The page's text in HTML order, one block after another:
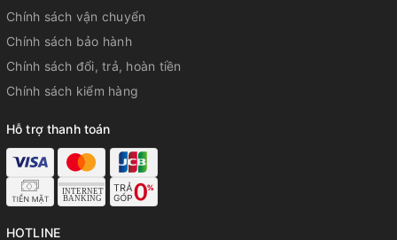
Chính sách vận chuyển
Chính sách bảo hành
Chính sách đổi, trả, hoàn tiền
Chính sách kiểm hàng
Hỗ trợ thanh toán
HOTLINE